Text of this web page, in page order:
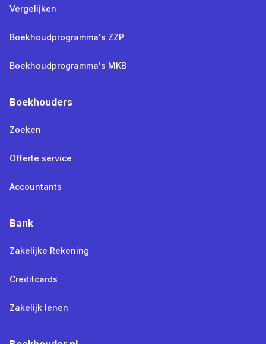
Vergelijken
Boekhoudprogramma's ZZP
Boekhoudprogramma's MKB
Boekhouders
Zoeken
Offerte service
Accountants
Bank
Zakelijke Rekening
Creditcards
Zakelijk lenen